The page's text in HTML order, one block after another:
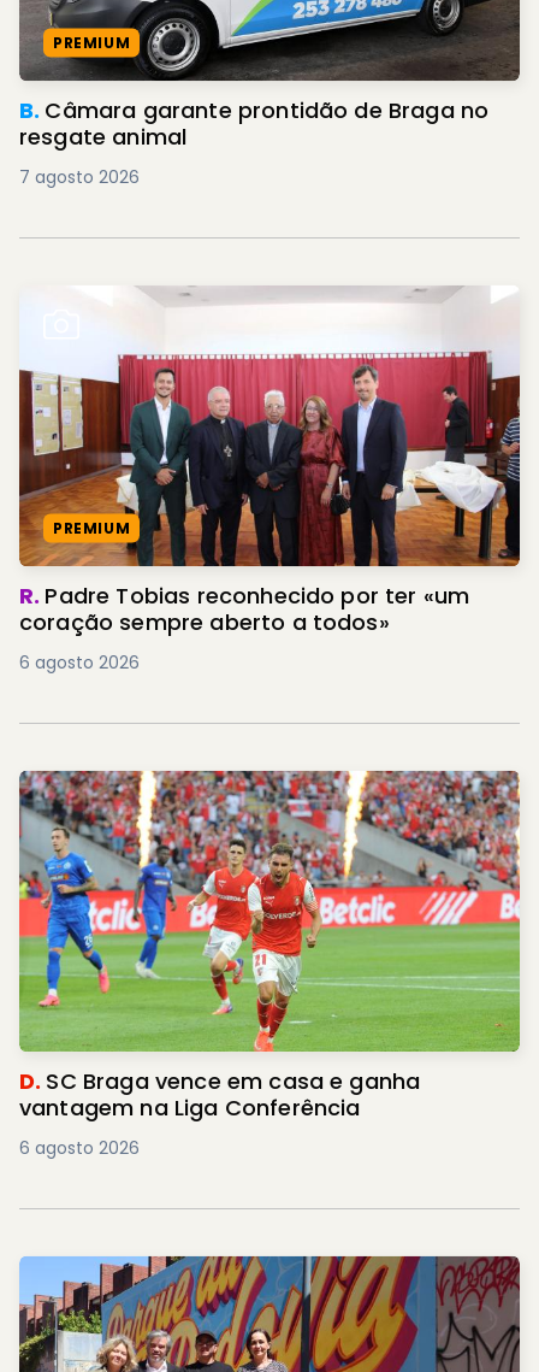
PREMIUM
B. Câmara garante prontidão de Braga no
resgate animal
7 agosto 2026
PREMIUM
R. Padre Tobias reconhecido por ter «um
coração sempre aberto a todos»
6 agosto 2026
D. SC Braga vence em casa e ganha
vantagem na Liga Conferência
6 agosto 2026